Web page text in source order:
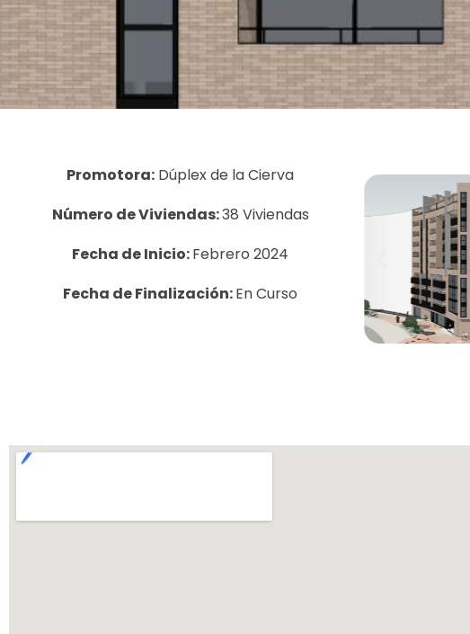
Promotora: Dúplex de la Cierva
Número de Viviendas:38 Viviendas
Fecha de Inicio:Febrero 2024
Fecha de Finalización:En Curso